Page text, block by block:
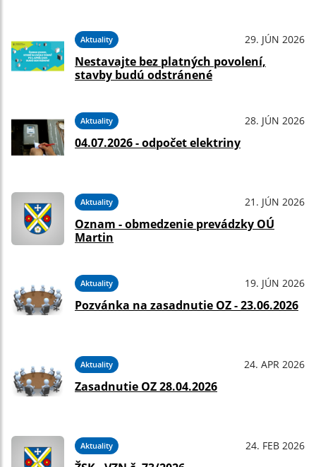
Aktuality 29. JÚN 2026
Nestavajte bez platných povolení,
stavby budú odstránené
Aktuality 28. JÚN 2026
04.07.2026 - odpočet elektriny
Aktuality 21. JÚN 2026
Oznam - obmedzenie prevádzky OÚ
Martin
Aktuality 19. JÚN 2026
Pozvánka na zasadnutie OZ - 23.06.2026
Aktuality 24. APR 2026
Zasadnutie OZ 28.04.2026
Aktuality 24. FEB 2026